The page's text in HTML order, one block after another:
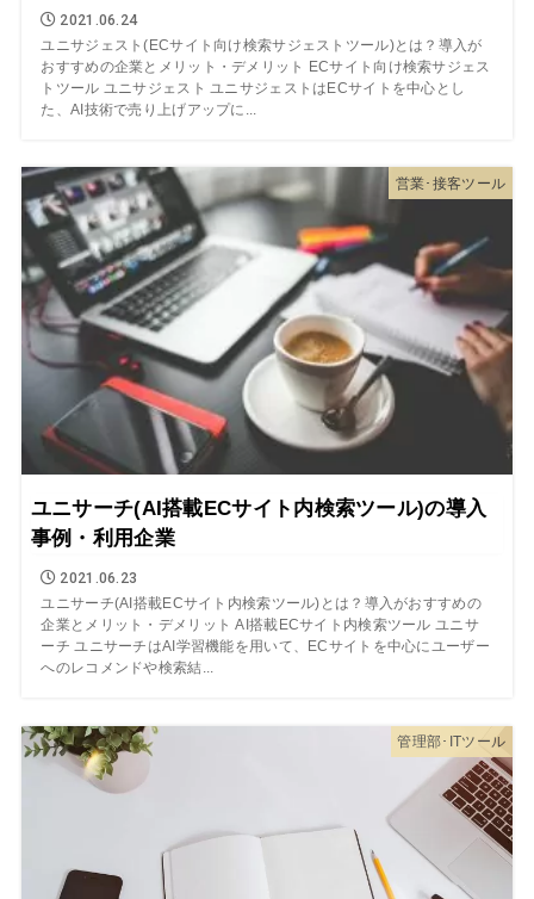
2021.06.24
ユニサジェスト(ECサイト向け検索サジェストツール)とは？導入が
おすすめの企業とメリット・デメリット ECサイト向け検索サジェス
トツール ユニサジェスト ユニサジェストはECサイトを中心とし
た、AI技術で売り上げアップに...
営業･接客ツール
ユニサーチ(AI搭載ECサイト内検索ツール)の導入
事例・利用企業
2021.06.23
ユニサーチ(AI搭載ECサイト内検索ツール)とは？導入がおすすめの
企業とメリット・デメリット AI搭載ECサイト内検索ツール ユニサ
ーチ ユニサーチはAI学習機能を用いて、ECサイトを中心にユーザー
へのレコメンドや検索結...
管理部･ITツール